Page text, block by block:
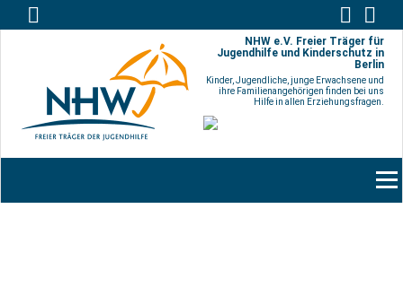
NHW e.V. Freier Träger für
Jugendhilfe und Kinderschutz in
Berlin
Kinder, Jugendliche, junge Erwachsene und
ihre Familienangehörigen finden bei uns
Hilfe in allen Erziehungsfragen.